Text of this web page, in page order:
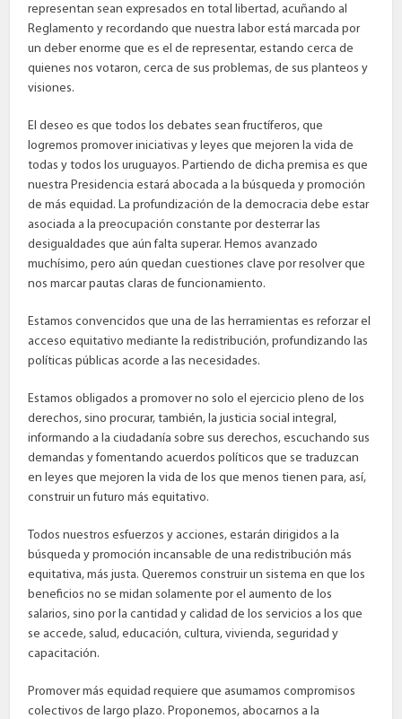
representan sean expresados en total libertad, acuñando al
Reglamento y recordando que nuestra labor está marcada por
un deber enorme que es el de representar, estando cerca de
quienes nos votaron, cerca de sus problemas, de sus planteos y
visiones.
El deseo es que todos los debates sean fructíferos, que
logremos promover iniciativas y leyes que mejoren la vida de
todas y todos los uruguayos. Partiendo de dicha premisa es que
nuestra Presidencia estará abocada a la búsqueda y promoción
de más equidad. La profundización de la democracia debe estar
asociada a la preocupación constante por desterrar las
desigualdades que aún falta superar. Hemos avanzado
muchísimo, pero aún quedan cuestiones clave por resolver que
nos marcar pautas claras de funcionamiento.
Estamos convencidos que una de las herramientas es reforzar el
acceso equitativo mediante la redistribución, profundizando las
políticas públicas acorde a las necesidades.
Estamos obligados a promover no solo el ejercicio pleno de los
derechos, sino procurar, también, la justicia social integral,
informando a la ciudadanía sobre sus derechos, escuchando sus
demandas y fomentando acuerdos políticos que se traduzcan
en leyes que mejoren la vida de los que menos tienen para, así,
construir un futuro más equitativo.
Todos nuestros esfuerzos y acciones, estarán dirigidos a la
búsqueda y promoción incansable de una redistribución más
equitativa, más justa. Queremos construir un sistema en que los
beneficios no se midan solamente por el aumento de los
salarios, sino por la cantidad y calidad de los servicios a los que
se accede, salud, educación, cultura, vivienda, seguridad y
capacitación.
Promover más equidad requiere que asumamos compromisos
colectivos de largo plazo. Proponemos, abocarnos a la